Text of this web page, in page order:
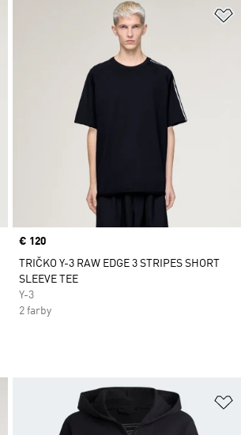
Pridať do zoznamu želaných položiek
Price
€ 120
TRIČKO Y-3 RAW EDGE 3 STRIPES SHORT
SLEEVE TEE
Y-3
2 farby
Pridať do zoznamu želaných položiek